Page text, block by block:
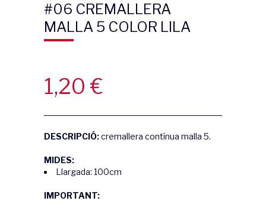
#06 CREMALLERA
MALLA 5 COLOR LILA
1,20 €
DESCRIPCIÓ:cremallera contínua malla 5.
MIDES:
Llargada: 100cm
IMPORTANT: